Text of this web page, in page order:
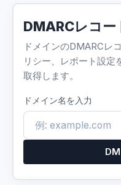
DMARCレコ
ドメインのDMARCレ
リシー、レポート設定
取得します。
ドメイン名を入力